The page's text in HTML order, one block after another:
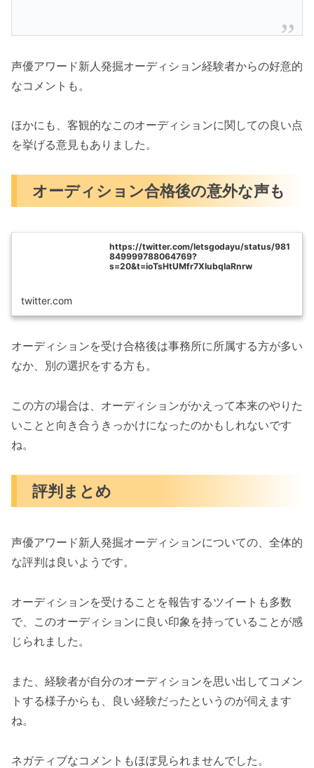
声優アワード新人発掘オーディション経験者からの好意的
なコメントも。
ほかにも、客観的なこのオーディションに関しての良い点
を挙げる意見もありました。
オーディション合格後の意外な声も
https://twitter.com/letsgodayu/status/981
849999788064769?
s=20&t=ioTsHtUMfr7XIubqIaRnrw
twitter.com
オーディションを受け合格後は事務所に所属する方が多い
なか、別の選択をする方も。
この方の場合は、オーディションがかえって本来のやりた
いことと向き合うきっかけになったのかもしれないです
ね。
評判まとめ
声優アワード新人発掘オーディションについての、全体的
な評判は良いようです。
オーディションを受けることを報告するツイートも多数
で、このオーディションに良い印象を持っていることが感
じられました。
また、経験者が自分のオーディションを思い出してコメン
トする様子からも、良い経験だったというのが伺えます
ね。
ネガティブなコメントもほぼ見られませんでした。